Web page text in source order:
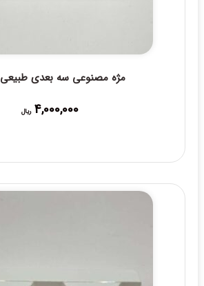
مژه مصنوعی سه بعدی طبیعی 3d-01
4,000,000 ریال